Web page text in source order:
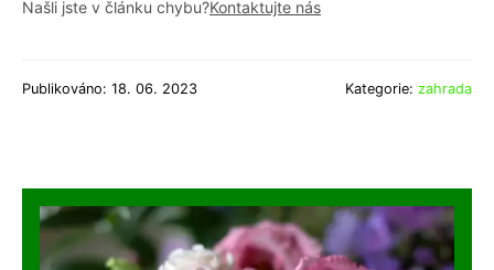
Našli jste v článku chybu?Kontaktujte nás
Publikováno: 18. 06. 2023 Kategorie: zahrada